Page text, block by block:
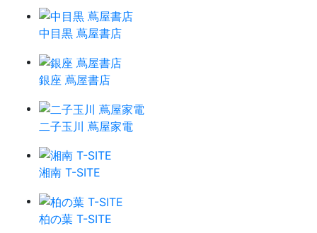
中目黒 蔦屋書店
銀座 蔦屋書店
二子玉川 蔦屋家電
湘南 T-SITE
柏の葉 T-SITE